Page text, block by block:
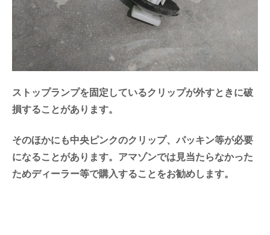
ストップランプを固定しているクリップが外すときに破
損することがあります。
そのほかにも中央ピンクのクリップ、パッキン等が必要
になることがあります。アマゾンでは見当たらなかった
ためディーラー等で購入することをお勧めします。